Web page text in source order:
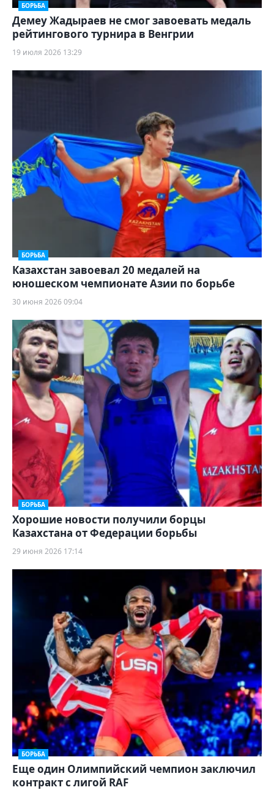
БОРЬБА
Демеу Жадыраев не смог завоевать медаль
рейтингового турнира в Венгрии
19 июля 2026 13:29
БОРЬБА
Казахстан завоевал 20 медалей на
юношеском чемпионате Азии по борьбе
30 июня 2026 09:04
БОРЬБА
Хорошие новости получили борцы
Казахстана от Федерации борьбы
29 июня 2026 17:14
БОРЬБА
Еще один Олимпийский чемпион заключил
контракт с лигой RAF